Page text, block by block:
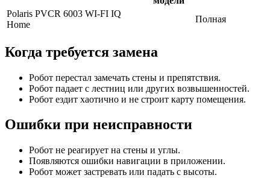
Polaris PVCR 6003 WI-FI IQ
Home
Полная
Когда требуется замена
Робот перестал замечать стены и препятствия.
Робот падает с лестниц или других возвышенностей.
Робот ездит хаотично и не строит карту помещения.
Ошибки при неисправности
Робот не реагирует на стены и углы.
Появляются ошибки навигации в приложении.
Робот может застревать или падать с высоты.